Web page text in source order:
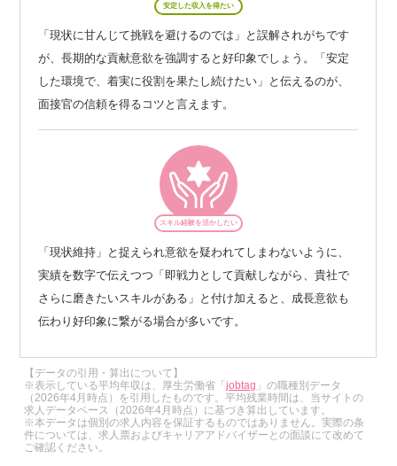
安定した収入を得たい
「現状に甘んじて挑戦を避けるのでは」と誤解されがちです
が、長期的な貢献意欲を強調すると好印象でしょう。「安定
した環境で、着実に役割を果たし続けたい」と伝えるのが、
面接官の信頼を得るコツと言えます。
スキル経験を活かしたい
「現状維持」と捉えられ意欲を疑われてしまわないように、
実績を数字で伝えつつ「即戦力として貢献しながら、貴社で
さらに磨きたいスキルがある」と付け加えると、成長意欲も
伝わり好印象に繋がる場合が多いです。
【データの引用・算出について】
※表示している平均年収は、厚生労働省「jobtag 」の職種別データ
（2026年4月時点）を引用したものです。平均残業時間は、当サイトの
求人データベース（2026年4月時点）に基づき算出しています。
※本データは個別の求人内容を保証するものではありません。実際の条
件については、求人票およびキャリアアドバイザーとの面談にて改めて
ご確認ください。